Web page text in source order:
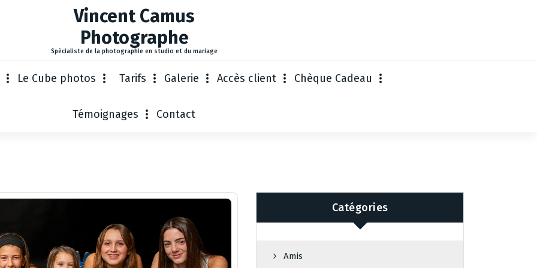
Vincent Camus
Photographe
Spécialiste de la photographie en studio et du mariage
Le Cube photos Tarifs Galerie Accès client Chèque Cadeau
Témoignages Contact
Catégories
Amis